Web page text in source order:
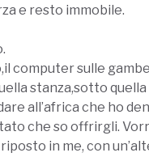
e resto immobile.
computer sulle
stanza,sotto
all’africa che ho
che so offrirgli.
in me, con